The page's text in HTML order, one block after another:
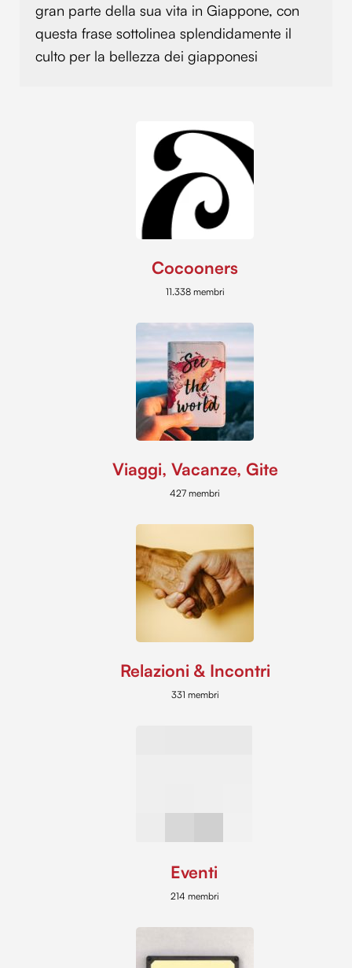
gran parte della sua vita in Giappone, con
questa frase sottolinea splendidamente il
culto per la bellezza dei giapponesi
Cocooners
11.338 membri
Viaggi, Vacanze, Gite
427 membri
Relazioni & Incontri
331 membri
Eventi
214 membri